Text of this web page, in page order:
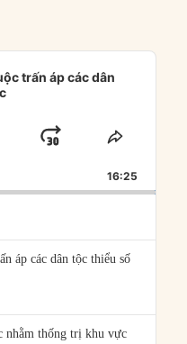
trấn áp các dân
JUMP
FORWARD
SHARE
16:25
áp các dân tộc thiểu số
nhằm thống trị khu vực